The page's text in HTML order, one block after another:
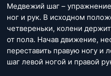
Медвежий шаг –
ног и рук. В исходном
четвереньки, колени
от пола. Начав движение,
переставить правую ногу и
шаг левой ногой и правой